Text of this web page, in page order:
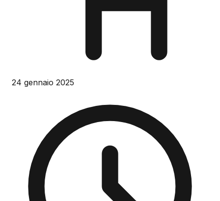
24 gennaio 2025